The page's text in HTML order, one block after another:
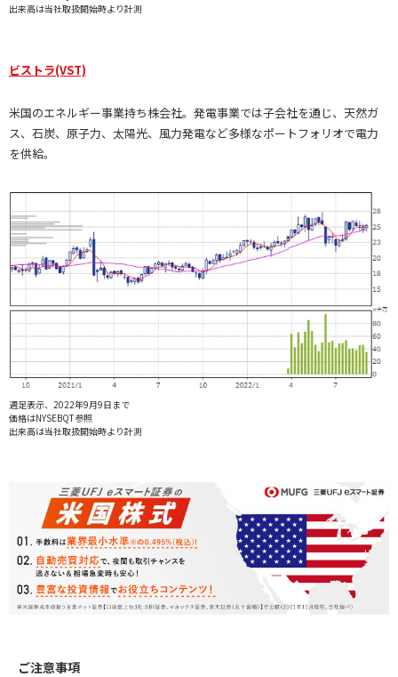
出来高は当社取扱開始時より計測
ビストラ(VST)
米国のエネルギー事業持ち株会社。発電事業では子会社を通じ、天然ガ
ス、石炭、原子力、太陽光、風力発電など多様なポートフォリオで電力
を供給。
週足表示、2022年9月9日まで
価格はNYSEBQT参照
出来高は当社取扱開始時より計測
ご注意事項